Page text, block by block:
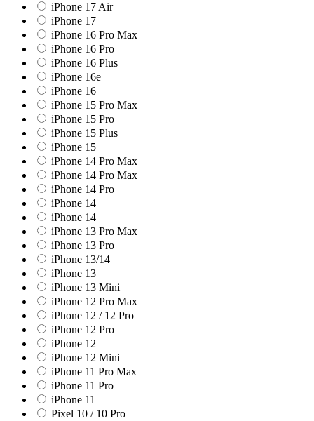
iPhone 17 Air
iPhone 17
iPhone 16 Pro Max
iPhone 16 Pro
iPhone 16 Plus
iPhone 16e
iPhone 16
iPhone 15 Pro Max
iPhone 15 Pro
iPhone 15 Plus
iPhone 15
iPhone 14 Pro Max
iPhone 14 Pro Max
iPhone 14 Pro
iPhone 14 +
iPhone 14
iPhone 13 Pro Max
iPhone 13 Pro
iPhone 13/14
iPhone 13
iPhone 13 Mini
iPhone 12 Pro Max
iPhone 12 / 12 Pro
iPhone 12 Pro
iPhone 12
iPhone 12 Mini
iPhone 11 Pro Max
iPhone 11 Pro
iPhone 11
Pixel 10 / 10 Pro